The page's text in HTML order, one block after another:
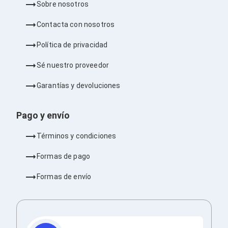
Barras de Sonido
Sonido para Centros de Entretenimiento
Home Theater
Proyectores
Soportes de Proyectores
Maletines para Proyectores
Pantallas de Proyección
Adaptadores de Red para Proyectores
Accesorios TV
Controles Remoto
Pantallas
Pantallas Interactivas
Sobre nosotros
Contacta con nosotros
Política de privacidad
Sé nuestro proveedor
Garantías y devoluciones
Pago y envío
Términos y condiciones
Formas de pago
Formas de envío